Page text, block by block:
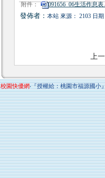
附件： 091656_06生活作息表
發佈者：本站 來源： 2103 日
上
校園快優網‧『授權給：桃園市福源國小』